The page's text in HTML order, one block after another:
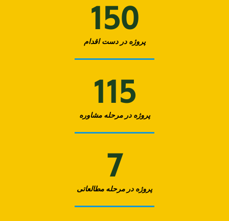
پروژه در دست اقدام
150
پروژه در مرحله مشاوره
115
پروژه در مرحله مطالعاتی
7